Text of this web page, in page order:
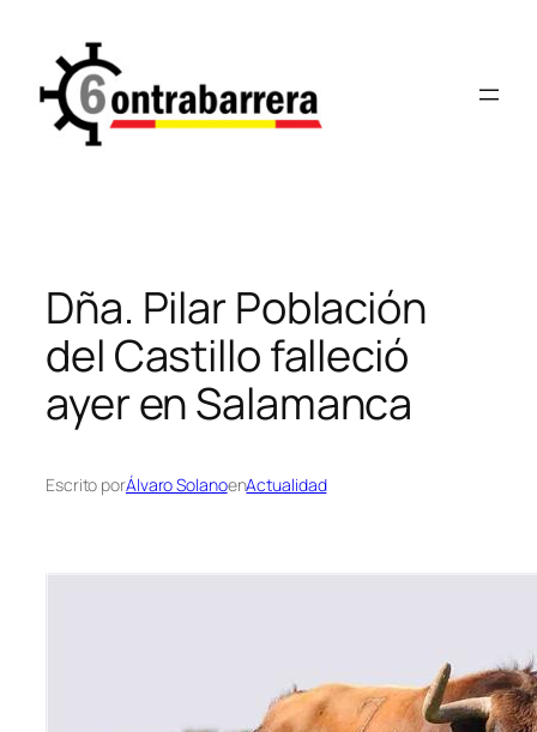
contenido
Dña. Pilar Población
del Castillo falleció
ayer en Salamanca
Escrito porÁlvaro SolanoenActualidad